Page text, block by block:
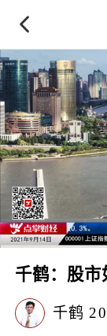
千鹤：股市
千鹤